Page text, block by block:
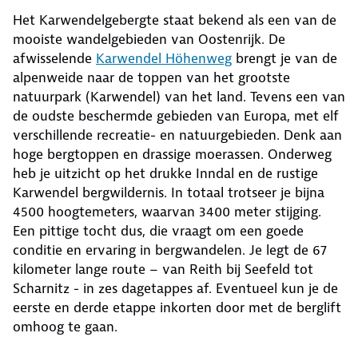
Het Karwendelgebergte staat bekend als een van de
mooiste wandelgebieden van Oostenrijk. De
afwisselende Karwendel Höhenweg brengt je van de
alpenweide naar de toppen van het grootste
natuurpark (Karwendel) van het land. Tevens een van
de oudste beschermde gebieden van Europa, met elf
verschillende recreatie- en natuurgebieden. Denk aan
hoge bergtoppen en drassige moerassen. Onderweg
heb je uitzicht op het drukke Inndal en de rustige
Karwendel bergwildernis. In totaal trotseer je bijna
4500 hoogtemeters, waarvan 3400 meter stijging.
Een pittige tocht dus, die vraagt om een goede
conditie en ervaring in bergwandelen. Je legt de 67
kilometer lange route – van Reith bij Seefeld tot
Scharnitz - in zes dagetappes af. Eventueel kun je de
eerste en derde etappe inkorten door met de berglift
omhoog te gaan.